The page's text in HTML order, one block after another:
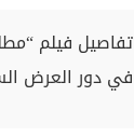
تفاصيل فيلم
في دور العرض